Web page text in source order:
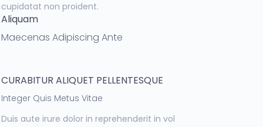
cupidatat non proident.
Aliquam
Maecenas Adipiscing Ante
CURABITUR ALIQUET PELLENTESQUE
Integer Quis Metus Vitae
Duis aute irure dolor in reprehenderit in vol